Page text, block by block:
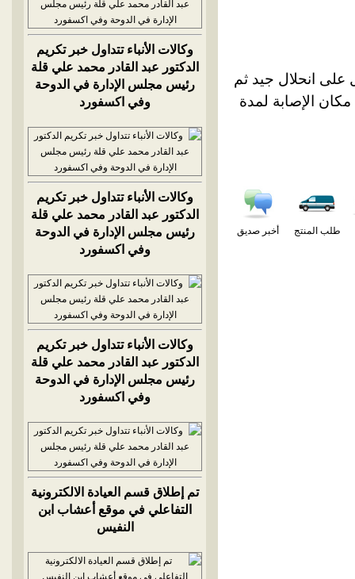
على انحلال جيد ثم
الإصابة لمدة
طلب المنتج أخبر صديق
وكالات الأنباء تتداول خبر تكريم
الدكتور عبد القادر محمد علي قلة
رئيس مجلس الإدارة في الدوحة
وفي اكسفورد
وكالات الأنباء تتداول خبر تكريم
الدكتور عبد القادر محمد علي قلة
رئيس مجلس الإدارة في الدوحة
وفي اكسفورد
وكالات الأنباء تتداول خبر تكريم
الدكتور عبد القادر محمد علي قلة
رئيس مجلس الإدارة في الدوحة
وفي اكسفورد
تم إطلاق قسم العيادة الالكترونية
التفاعلي في موقع أعشاب ابن
النفيس